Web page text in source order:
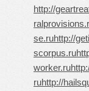
http://
se.ruhttp://
scorpus.ru
worker.ru
ruhttp://